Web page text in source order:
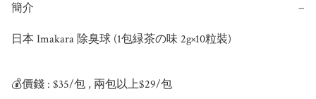
簡介 −
日本 Imakara 除臭球 (1包緑茶の味 2g×10粒裝)
💰價錢 : $35/包 , 兩包以上$29/包